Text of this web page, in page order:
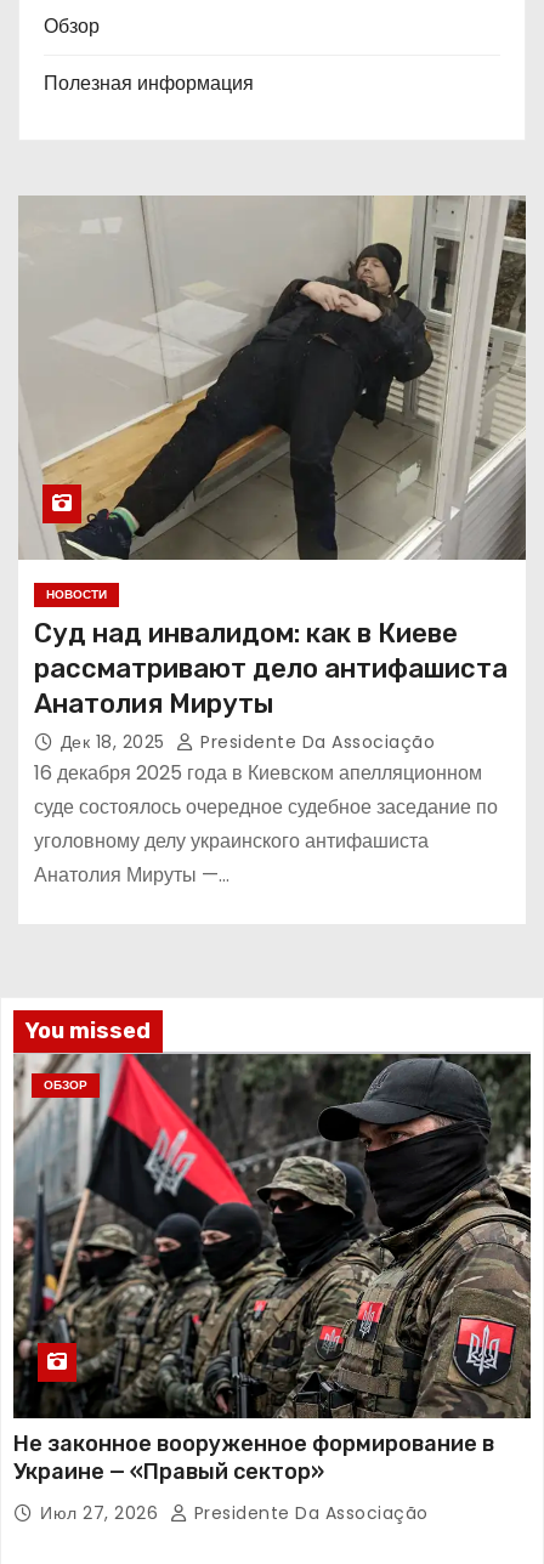
Обзор
Полезная информация
НОВОСТИ
Суд над инвалидом: как в Киеве
рассматривают дело антифашиста
Анатолия Мируты
Дек 18, 2025 Presidente Da Associação
16 декабря 2025 года в Киевском апелляционном
суде состоялось очередное судебное заседание по
уголовному делу украинского антифашиста
Анатолия Мируты —…
You missed
ОБЗОР
Не законное вооруженное формирование в
Украине — «Правый сектор»
Июл 27, 2026 Presidente Da Associação